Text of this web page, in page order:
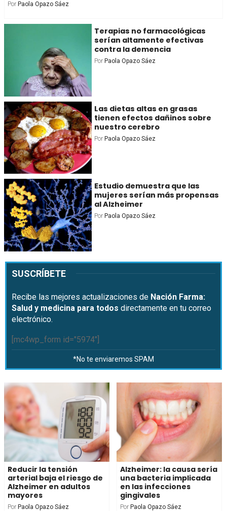
Por Paola Opazo Sáez
Terapias no farmacológicas
serían altamente efectivas
contra la demencia
Por Paola Opazo Sáez
Las dietas altas en grasas
tienen efectos dañinos sobre
nuestro cerebro
Por Paola Opazo Sáez
Estudio demuestra que las
mujeres serían más propensas
al Alzheimer
Por Paola Opazo Sáez
SUSCRÍBETE
Recibe las mejores actualizaciones de Nación Farma:
Salud y medicina para todos directamente en tu correo
electrónico.
[mc4wp_form id="5974"]
*No te enviaremos SPAM
Reducir la tensión
arterial baja el riesgo de
Alzheimer en adultos
mayores
Por Paola Opazo Sáez
Alzheimer: la causa sería
una bacteria implicada
en las infecciones
gingivales
Por Paola Opazo Sáez